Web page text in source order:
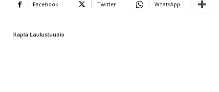
Facebook Twitter WhatsApp
Rapla Laulustuudio